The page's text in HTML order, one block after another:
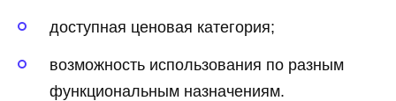
доступная ценовая категория;
возможность использования по разным
функциональным назначениям.